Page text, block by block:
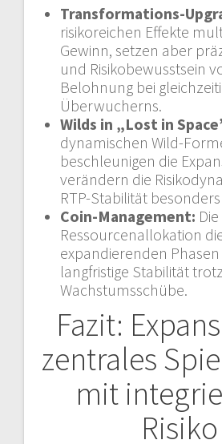
Transformations-
risikoreichen Effekte
Gewinn, setzen aber
und Risikobewusstsein
Belohnung bei
Überwucherns.
Wilds in „Lost in
dynamischen Wild-
beschleunigen die
verändern die
RTP-Stabilität
Coin-Management: Die
Ressourcenallokation
expandierenden
langfristige Stabilität
Wachstumsschübe.
Fazit:
zentrales
mit
Risiko